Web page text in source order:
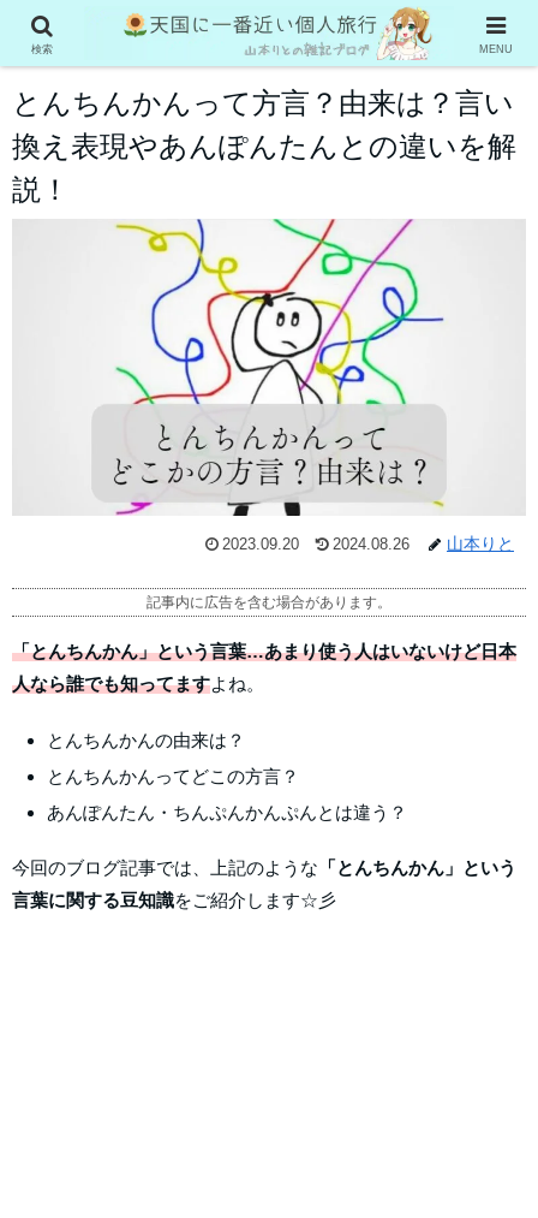
雑学
とんちんかんって方言？由来は？言い
換え表現やあんぽんたんとの違いを解
説！
2023.09.20 2024.08.26 山本りと
記事内に広告を含む場合があります。
「とんちんかん」という言葉…あまり使う人はいないけど日本
人なら誰でも知ってますよね。
とんちんかんの由来は？
とんちんかんってどこの方言？
あんぽんたん・ちんぷんかんぷんとは違う？
今回のブログ記事では、上記のような 「とんちんかん」という
言葉に関する豆知識をご紹介します☆彡
検索 MENU